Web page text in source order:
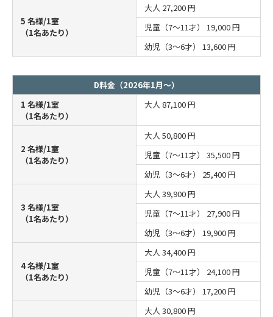
5 名様/1室
（1名あたり）
大人 27,200 円
児童（7～11才） 19,000 円
幼児（3～6才） 13,600 円
D料金（2026年1月～）
1 名様/1室
（1名あたり）
大人 87,100 円
2 名様/1室
（1名あたり）
大人 50,800 円
児童（7～11才） 35,500 円
幼児（3～6才） 25,400 円
3 名様/1室
（1名あたり）
大人 39,900 円
児童（7～11才） 27,900 円
幼児（3～6才） 19,900 円
4 名様/1室
（1名あたり）
大人 34,400 円
児童（7～11才） 24,100 円
幼児（3～6才） 17,200 円
大人 30,800 円